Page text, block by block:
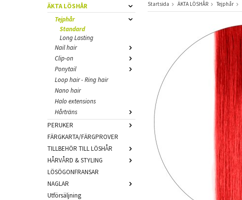
ÄKTA LÖSHÅR
Tejphår
Standard
Long Lasting
Nail hair
Clip-on
Ponytail
Loop hair - Ring hair
Nano hair
Halo extensions
Hårträns
PERUKER
FÄRGKARTA/FÄRGPROVER
TILLBEHÖR TILL LÖSHÅR
HÅRVÅRD & STYLING
LÖSÖGONFRANSAR
NAGLAR
Utförsäljning
Startsida ÄKTA LÖSHÅR Tejphår